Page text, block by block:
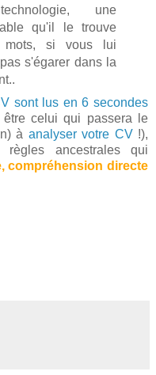
une
qu'il le trouve
mots, si vous lui
s'égarer dans la
sont lus en 6 secondes
celui qui passera le
à analyser votre CV!),
ancestrales qui
compréhension directe